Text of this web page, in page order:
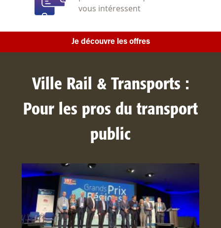
vous intéressent
Je découvre les offres
Ville Rail & Transports :
Pour les pros du transport
public